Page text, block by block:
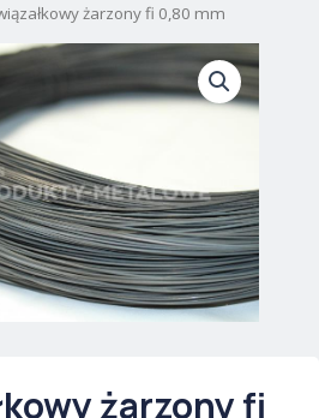
żarzony fi 0,80 mm
żarzony fi